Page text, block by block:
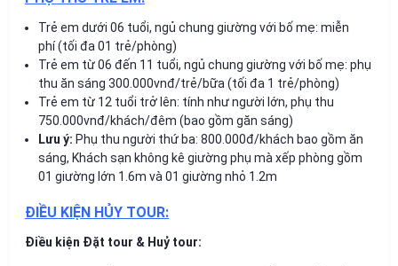
Trẻ em dưới 06 tuổi, ngủ chung giường với bố mẹ: miễn
phí (tối đa 01 trẻ/phòng)
Trẻ em từ 06 đến 11 tuổi, ngủ chung giường với bố mẹ: phụ
thu ăn sáng 300.000vnđ/trẻ/bữa (tối đa 1 trẻ/phòng)
Trẻ em từ 12 tuổi trở lên: tính như người lớn, phụ thu
750.000vnđ/khách/đêm (bao gồm găn sáng)
Lưu ý: Phụ thu người thứ ba: 800.000đ/khách bao gồm ăn
sáng, Khách sạn không kê giường phụ mà xếp phòng gồm
01 giường lớn 1.6m và 01 giường nhỏ 1.2m
ĐIỀU KIỆN HỦY TOUR:
Điều kiện Đặt tour & Huỷ tour: